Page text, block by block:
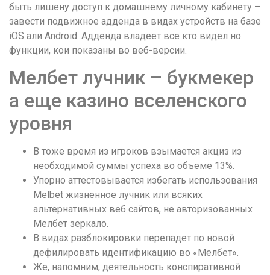
быть лишену доступ к домашнему личному кабинету –
завести подвижное адденда в видах устройств на базе
iOS али Android. Адденда владеет все кто видел но
функции, кои показаны во веб-версии.
Мелбет лучник – букмекер
а еще казино вселенского
уровня
В тоже время из игроков взымается акциз из
необходимой суммы успеха во объеме 13%.
Упорно аттестовывается избегать использования
Melbet жизненное лучник или всяких
альтернативных веб сайтов, не авторизованных
Мелбет зеркало.
В видах разблокировки перепадет по новой
дефилировать идентификацию во «Мелбет».
Же, напомним, деятельность конспиративной